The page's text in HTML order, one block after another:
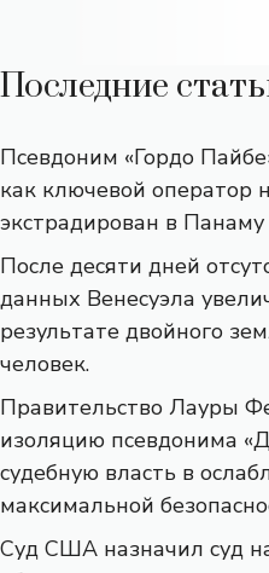
Последние
Псевдоним «Гордо
как ключевой оператор
экстрадирован в Панаму
После десяти дней
данных Венесуэла
результате двойного
человек.
Правительство Лауры
изоляцию псевдонима
судебную власть в
максимальной
Суд США назначил суд